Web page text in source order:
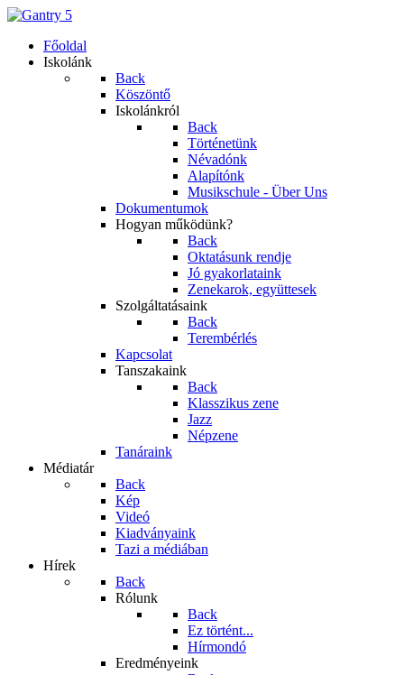
Főoldal
Iskolánk
Back
Köszöntő
Iskolánkról
Back
Történetünk
Névadónk
Alapítónk
Musikschule - Über Uns
Dokumentumok
Hogyan működünk?
Back
Oktatásunk rendje
Jó gyakorlataink
Zenekarok, együttesek
Szolgáltatásaink
Back
Terembérlés
Kapcsolat
Tanszakaink
Back
Klasszikus zene
Jazz
Népzene
Tanáraink
Médiatár
Back
Kép
Videó
Kiadványaink
Tazi a médiában
Hírek
Back
Rólunk
Back
Ez történt...
Hírmondó
Eredményeink